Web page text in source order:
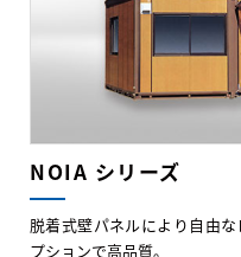
NOIA シリーズ
脱着式壁パネルにより自由
プションで高品質。